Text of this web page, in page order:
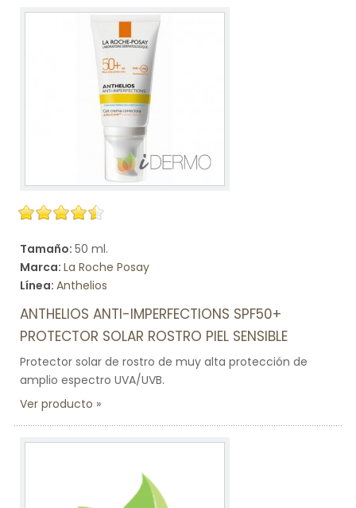
Tamaño: 50 ml.
Marca: La Roche Posay
Línea: Anthelios
ANTHELIOS ANTI-IMPERFECTIONS SPF50+
PROTECTOR SOLAR ROSTRO PIEL SENSIBLE
Protector solar de rostro de muy alta protección de
amplio espectro UVA/UVB.
Ver producto